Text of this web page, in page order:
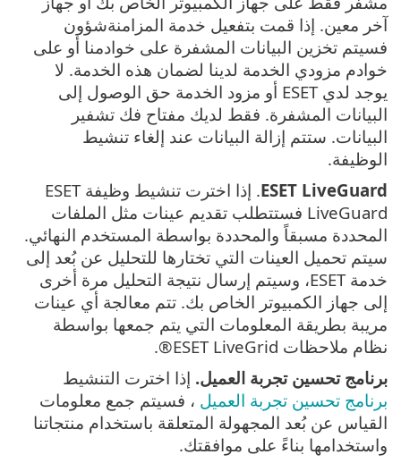
آخر معين. إذا قمت بتفعيل خدمة المزامنةشؤون
فسيتم تخزين البيانات المشفرة على خوادمنا أو على
خوادم مزودي الخدمة لدينا لضمان هذه الخدمة. لا
يوجد لدي ESET أو مزود الخدمة حق الوصول إلى
البيانات المشفرة. فقط لديك مفتاح فك تشفير
البيانات. ستتم إزالة البيانات عند إلغاء تنشيط
الوظيفة.
ESET LiveGuard
. إذا اخترت تنشيط وظيفة ESET
LiveGuard فستتطلب تقديم عينات مثل الملفات
المحددة مسبقاً والمحددة بواسطة المستخدم النهائي.
سيتم تحميل العينات التي تختارها للتحليل عن بُعد إلى
خدمة ESET، وسيتم إرسال نتيجة التحليل مرة أخرى
إلى جهاز الكمبيوتر الخاص بك. تتم معالجة أي عينات
مريبة بطريقة المعلومات التي يتم جمعها بواسطة
نظام ملاحظات ESET LiveGrid®.
برنامج تحسين تجربة العميل. إذا اخترت التنشيط
برنامج تحسين تجربة العميل ، فسيتم جمع معلومات
القياس عن بُعد المجهولة المتعلقة باستخدام منتجاتنا
واستخدامها بناءً على موافقتك.